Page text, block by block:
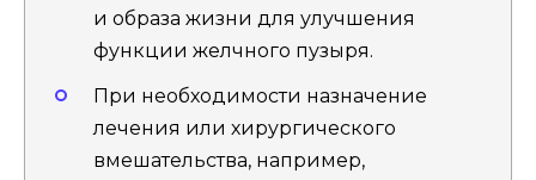
и образа жизни для улучшения
функции желчного пузыря.
При необходимости назначение
лечения или хирургического
вмешательства, например,